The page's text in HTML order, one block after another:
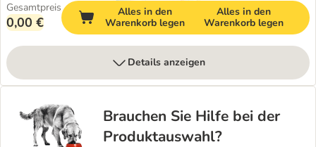
Gesamtpreis
0,00 €
Alles in den
Warenkorb legen
Alles in den
Warenkorb legen
Details anzeigen
Brauchen Sie Hilfe bei der
Produktauswahl?